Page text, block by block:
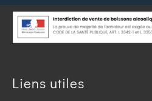
Liens utiles